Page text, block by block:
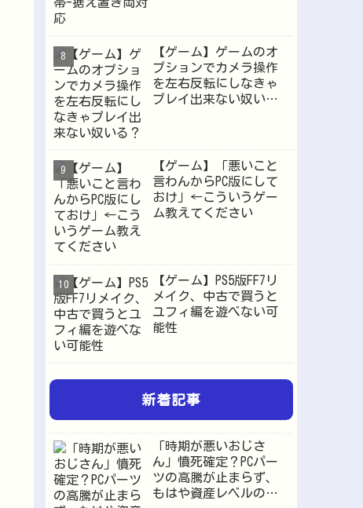
【ゲーム】ゲームのオ
プションでカメラ操作
を左右反転にしなきゃ
プレイ出来ない奴い
【ゲーム】「悪いこと
言わんからPC版にして
おけ」←こういうゲー
ム教えてください
【ゲーム】PS5版FF7リ
メイク、中古で買うと
ユフィ編を遊べない可
能性
新着記事
「時期が悪いおじさ
ん」憤死確定？PCパー
ツの高騰が止まらず、
もはや資産レベルの価